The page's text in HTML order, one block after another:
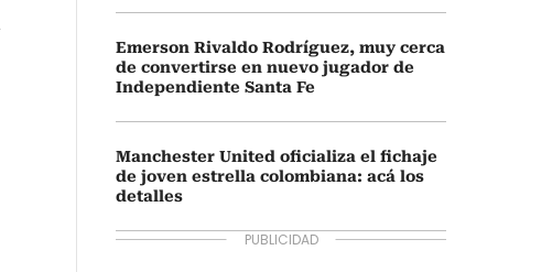
Emerson Rivaldo Rodríguez, muy cerca
de convertirse en nuevo jugador de
Independiente Santa Fe
Manchester United oficializa el fichaje
de joven estrella colombiana: acá los
detalles